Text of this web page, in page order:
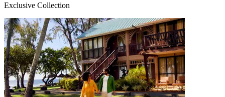
Exclusive Collection